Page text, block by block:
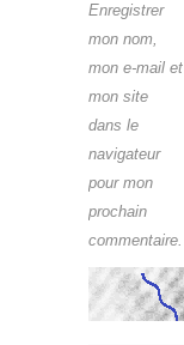
Enregistrer
mon nom,
mon e-mail et
mon site
dans le
navigateur
pour mon
prochain
commentaire.